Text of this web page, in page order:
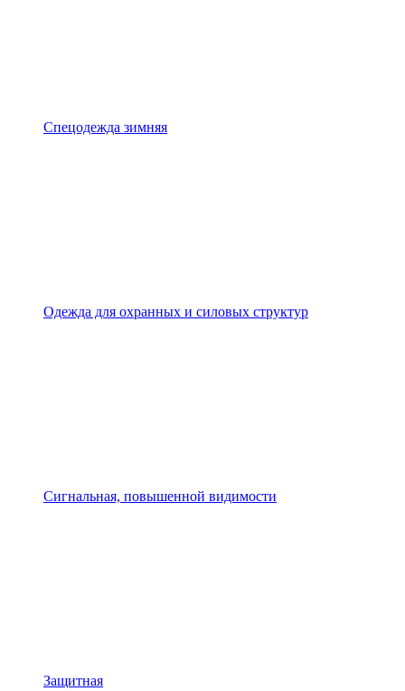
Спецодежда зимняя
Одежда для охранных и силовых структур
Сигнальная, повышенной видимости
Защитная